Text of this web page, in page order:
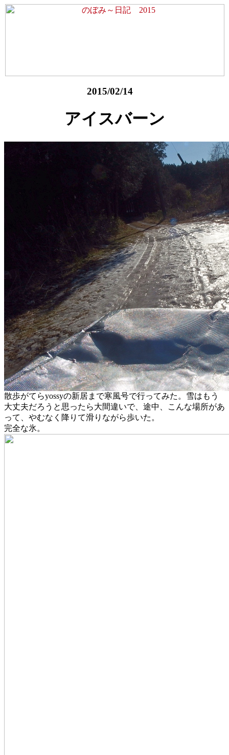
2015/02/14
アイスバーン
散歩がてらyossyの新居まで寒風号で行ってみた。雪はもう
大丈夫だろうと思ったら大間違いで、途中、こんな場所があ
って、やむなく降りて滑りながら歩いた。
完全な氷。